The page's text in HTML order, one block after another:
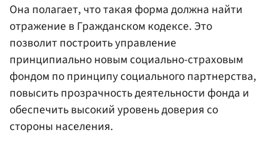
Она полагает, что такая форма должна найти
отражение в Гражданском кодексе. Это
позволит построить управление
принципиально новым социально-страховым
фондом по принципу социального партнерства,
повысить прозрачность деятельности фонда и
обеспечить высокий уровень доверия со
стороны населения.